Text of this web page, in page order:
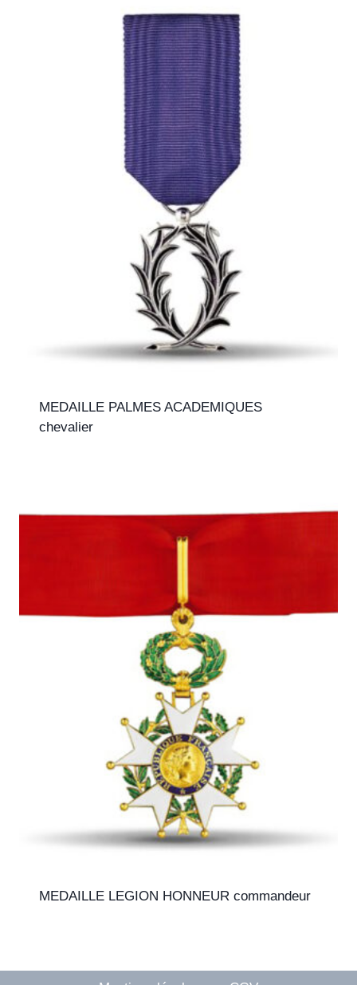
MEDAILLE PALMES ACADEMIQUES
chevalier
MEDAILLE LEGION HONNEUR commandeur